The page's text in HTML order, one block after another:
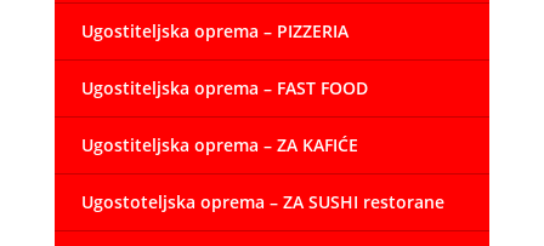
Ugostiteljska oprema – PIZZERIA
Ugostiteljska oprema – FAST FOOD
Ugostiteljska oprema – ZA KAFIĆE
Ugostoteljska oprema – ZA SUSHI restorane